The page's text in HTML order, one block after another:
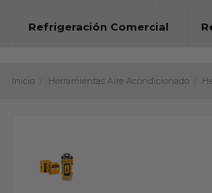
Refrigeración Comercial
Inicio Herramientas Aire Acondicionado